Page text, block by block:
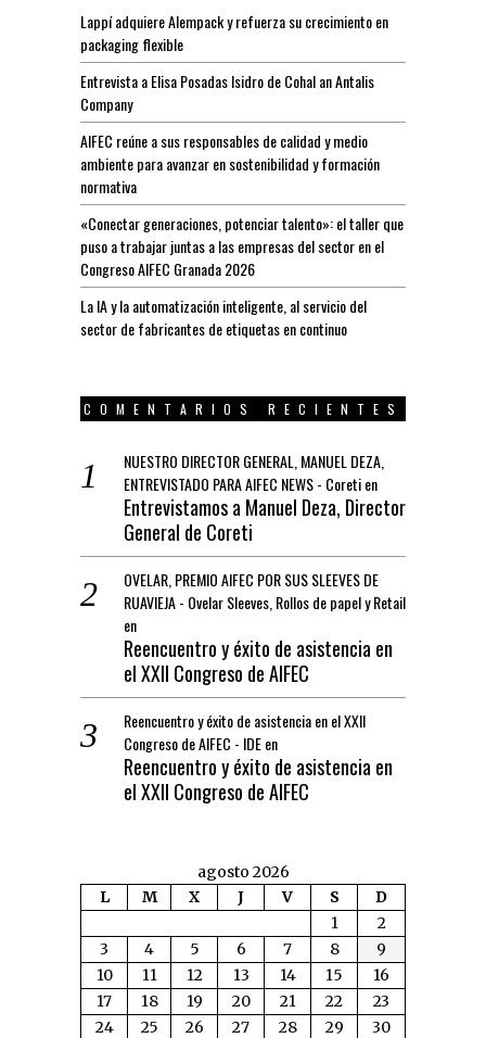
Lappí adquiere Alempack y refuerza su crecimiento en
packaging flexible
Entrevista a Elisa Posadas Isidro de Cohal an Antalis
Company
AIFEC reúne a sus responsables de calidad y medio
ambiente para avanzar en sostenibilidad y formación
normativa
«Conectar generaciones, potenciar talento»: el taller que
puso a trabajar juntas a las empresas del sector en el
Congreso AIFEC Granada 2026
La IA y la automatización inteligente, al servicio del
sector de fabricantes de etiquetas en continuo
COMENTARIOS RECIENTES
NUESTRO DIRECTOR GENERAL, MANUEL DEZA,
ENTREVISTADO PARA AIFEC NEWS - Coretien
Entrevistamos a Manuel Deza, Director
General de Coreti
OVELAR, PREMIO AIFEC POR SUS SLEEVES DE
RUAVIEJA - Ovelar Sleeves, Rollos de papel y Retail
en
Reencuentro y éxito de asistencia en
el XXII Congreso de AIFEC
Reencuentro y éxito de asistencia en el XXII
Congreso de AIFEC - IDEen
Reencuentro y éxito de asistencia en
el XXII Congreso de AIFEC
agosto 2026
L
M X J V S
D
1
2
3
4 5 6 7 8
9
10
11 12 13 14 15
16
17
18 19 20 21 22
23
24
25 26 27 28 29
30